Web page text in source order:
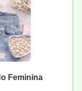
Feminina